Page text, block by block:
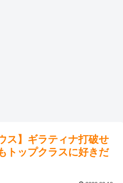
ス】ギラティナ打破せ
トップクラスに好きだ